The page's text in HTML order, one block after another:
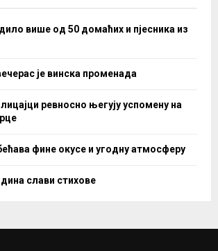
више од 50 домаћих и пјесника из
је винска променада
ревносно његују успомену на
фине окусе и угодну атмосферу
слави стихове